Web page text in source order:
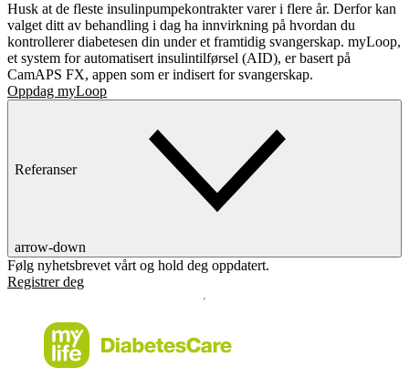
Husk at de fleste insulinpumpekontrakter varer i flere år. Derfor kan
valget ditt av behandling i dag ha innvirkning på hvordan du
kontrollerer diabetesen din under et framtidig svangerskap. myLoop,
et system for automatisert insulintilførsel (AID), er basert på
CamAPS FX, appen som er indisert for svangerskap.
Oppdag myLoop
Referanser
arrow-down
Følg nyhetsbrevet vårt og hold deg oppdatert.
Registrer deg